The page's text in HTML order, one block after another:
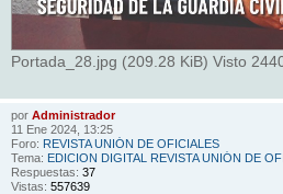
Portada_28.jpg (209.28 KiB) Visto
por Administrador
11 Ene 2024, 13:25
Foro: REVISTA UNIÓN DE OFICIALES
Tema: EDICION DIGITAL REVISTA UNIÓN DE
Respuestas: 37
Vistas: 557639